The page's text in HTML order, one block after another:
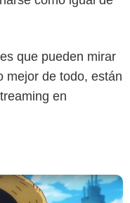
que pueden mirar
mejor de todo, están
en